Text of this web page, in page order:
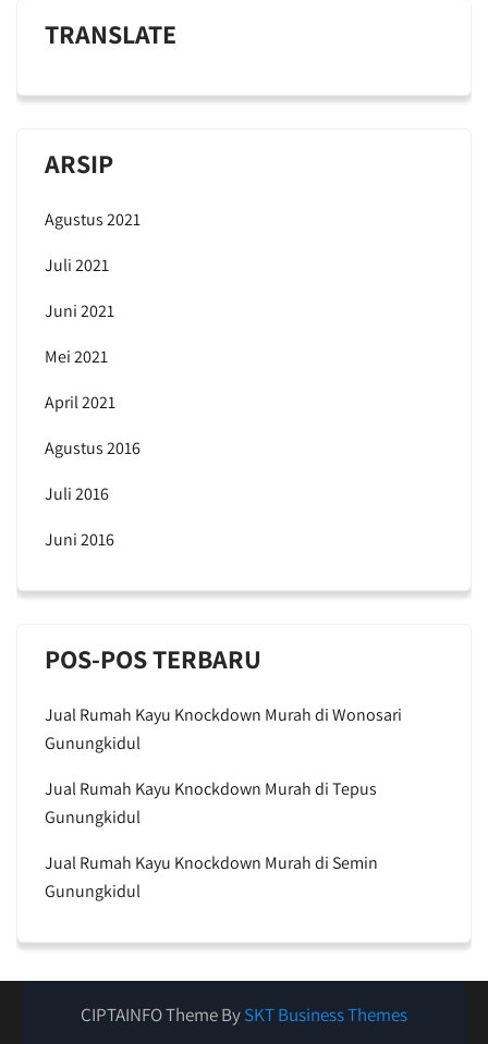
TRANSLATE
ARSIP
Agustus 2021
Juli 2021
Juni 2021
Mei 2021
April 2021
Agustus 2016
Juli 2016
Juni 2016
POS-POS TERBARU
Jual Rumah Kayu Knockdown Murah di Wonosari
Gunungkidul
Jual Rumah Kayu Knockdown Murah di Tepus
Gunungkidul
Jual Rumah Kayu Knockdown Murah di Semin
Gunungkidul
CIPTAINFO Theme BySKT Business Themes